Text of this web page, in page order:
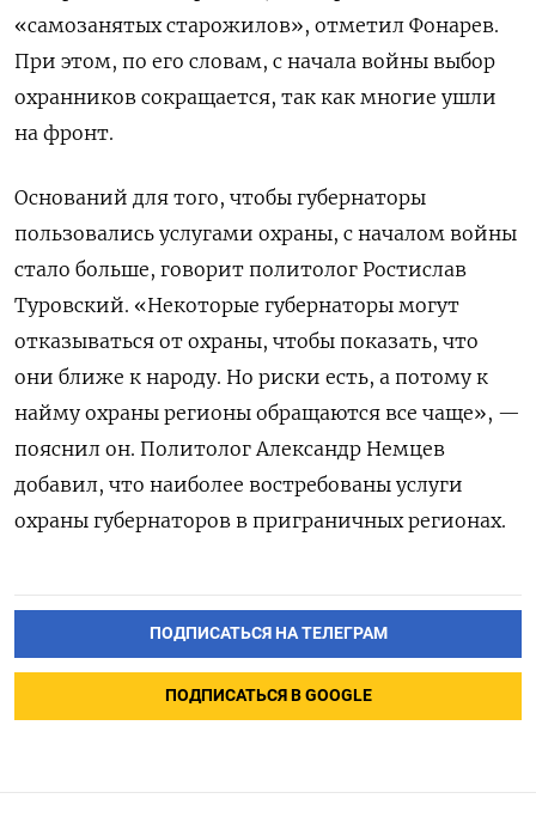
«самозанятых старожилов», отметил Фонарев.
При этом, по его словам, с начала войны выбор
охранников сокращается, так как многие ушли
на фронт.
Оснований для того, чтобы губернаторы
пользовались услугами охраны, с началом войны
стало больше, говорит политолог Ростислав
Туровский. «Некоторые губернаторы могут
отказываться от охраны, чтобы показать, что
они ближе к народу. Но риски есть, а потому к
найму охраны регионы обращаются все чаще», —
пояснил он. Политолог Александр Немцев
добавил, что наиболее востребованы услуги
охраны губернаторов в приграничных регионах.
ПОДПИСАТЬСЯ НА ТЕЛЕГРАМ
ПОДПИСАТЬСЯ В GOOGLE